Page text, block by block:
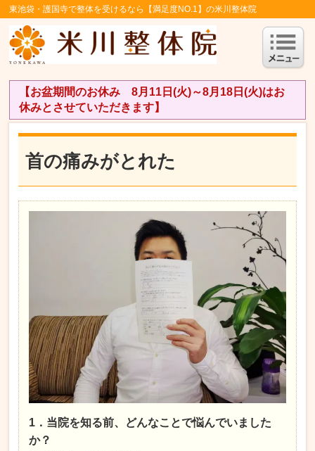
東池袋・護国寺で整体を受けるなら【満足度NO.1】の米川整体院
【お盆期間のお休み 8月11日(火)～8月18日(火)はお
休みとさせていただきます】
首の痛みがとれた
1．当院を知る前、どんなことで悩んでいました
か？